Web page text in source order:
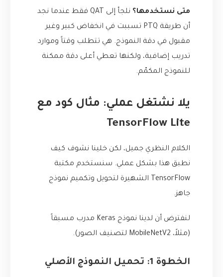
متى نستخدمها؟
نلجأ إلى QAT فقط عندما نجد
أن طريقة PTQ تسببت في انخفاض كبير وغير
مقبول في دقة النموذج. هي تتطلب وقتاً وموارد
تدريب إضافية، ولكنها تعطي أعلى دقة ممكنة
للنموذج المكمّم.
يلا نشتغل عملي: مثال كود مع
TensorFlow Lite
الكلام النظري جميل، لكن خلينا نشوف كيف
نطبق هذا بشكل عملي. سنستخدم مكتبة
TensorFlow الشهيرة لتحويل وتكميم نموذج
جاهز.
لنفترض أن لدينا نموذج Keras مدرب مسبقاً
(مثلاً، MobileNetV2 لتصنيف الصور).
الخطوة 1: تحميل النموذج الأصلي